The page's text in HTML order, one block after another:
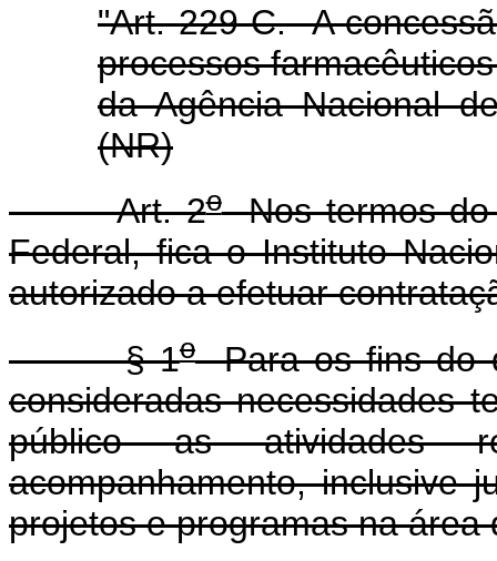
"Art. 229-C. A
processos
da Agência Nacional
(NR)
Art. 2oNos termos do
Federal, fica o Instituto
autorizado a efetuar
§ 1oPara os fins do
consideradas necessidades
público as atividades
acompanhamento, inclusive
projetos e programas na área